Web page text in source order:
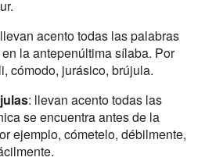
acento todas las palabras
la antepenúltima sílaba. Por
cómodo, jurásico, brújula.
: llevan acento todas las
se encuentra antes de la
ejemplo, cómetelo, débilmente,